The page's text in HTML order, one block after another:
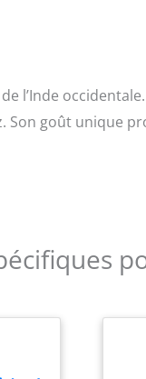
l’Inde
goût unique